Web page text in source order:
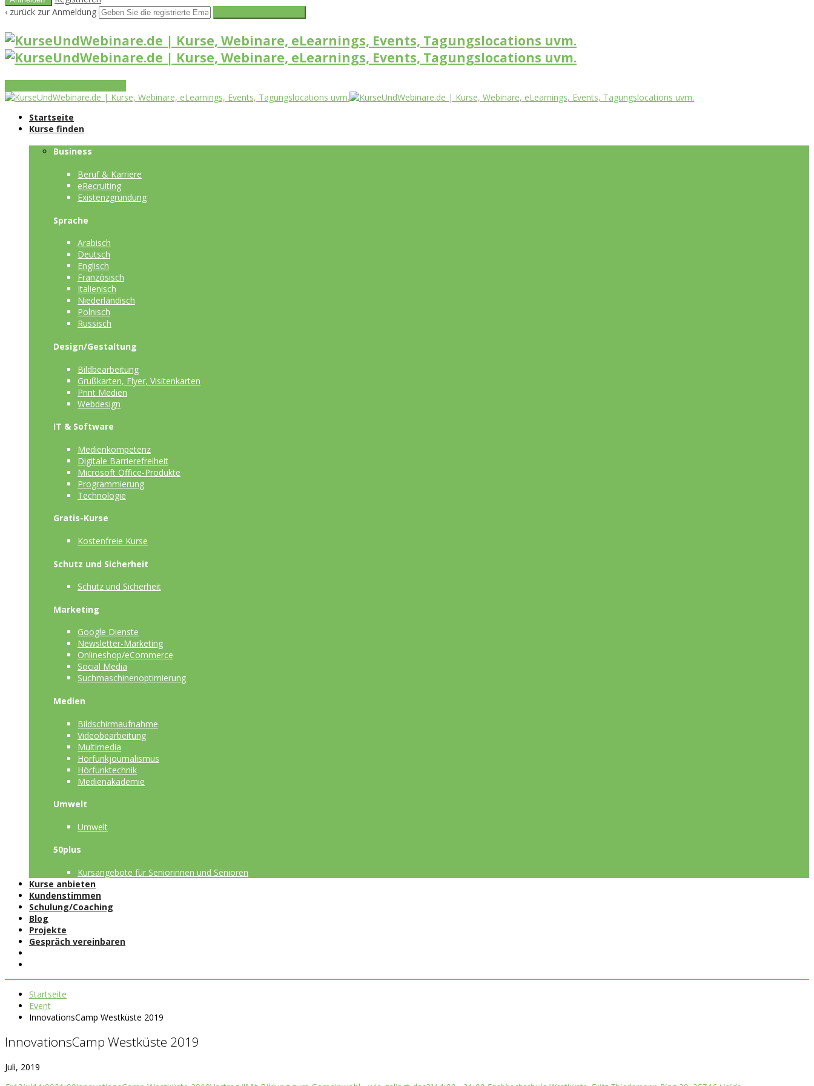
‹ zurück zur Anmeldung
Startseite
Kurse finden
Business
Beruf & Karriere
eRecruiting
Existenzgründung
Sprache
Arabisch
Deutsch
Englisch
Französisch
Italienisch
Niederländisch
Polnisch
Russisch
Design/Gestaltung
Bildbearbeitung
Grußkarten, Flyer, Visitenkarten
Print Medien
Webdesign
IT & Software
Medienkompetenz
Digitale Barrierefreiheit
Microsoft Office-Produkte
Programmierung
Technologie
Gratis-Kurse
Kostenfreie Kurse
Schutz und Sicherheit
Schutz und Sicherheit
Marketing
Google Dienste
Newsletter-Marketing
Onlineshop/eCommerce
Social Media
Suchmaschinenoptimierung
Medien
Bildschirmaufnahme
Videobearbeitung
Multimedia
Hörfunkjournalismus
Hörfunktechnik
Medienakademie
Umwelt
Umwelt
50plus
Kursangebote für Seniorinnen und Senioren
Kurse anbieten
Kundenstimmen
Schulung/Coaching
Blog
Projekte
Gespräch vereinbaren
Startseite
Event
InnovationsCamp Westküste 2019
InnovationsCamp Westküste 2019
Juli, 2019